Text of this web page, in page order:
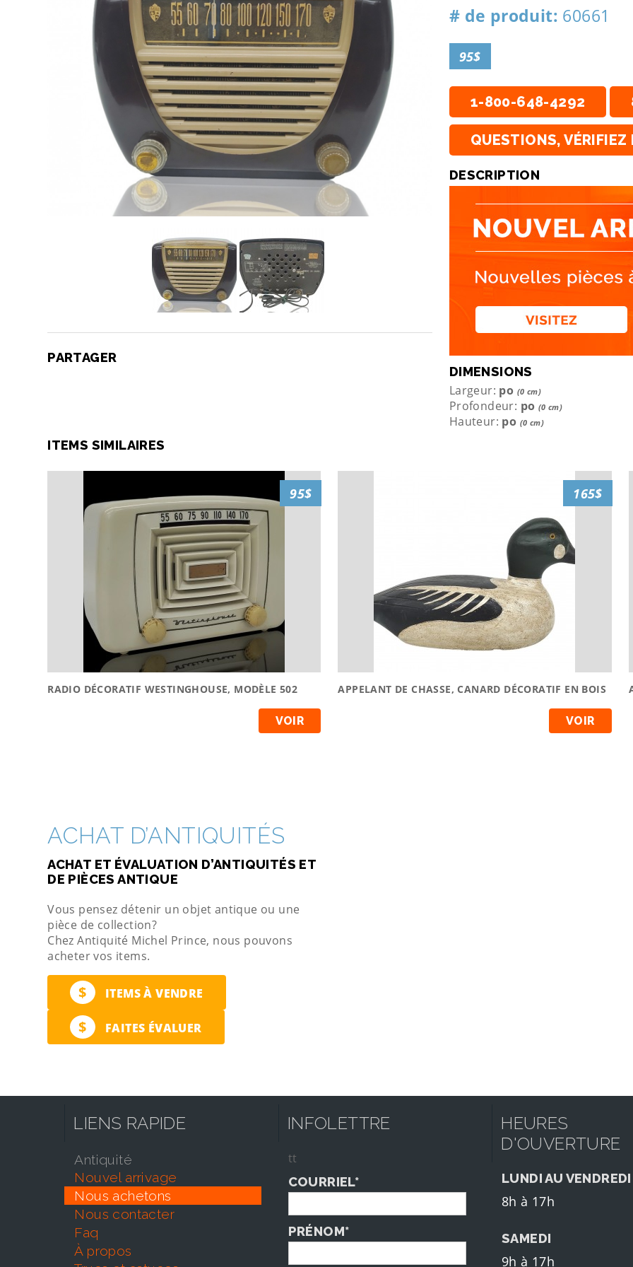
PARTAGER
# de produit: 60661
95$
1-800-648-4292
QUESTIONS,
DESCRIPTION
DIMENSIONS
Largeur: po (0 cm)
Profondeur: po (0 cm)
Hauteur: po (0 cm)
ITEMS SIMILAIRES
RADIO DÉCORATIF WESTINGHOUSE, MODÈLE 502
VOIR
95$
APPELANT DE CHASSE, CANARD DÉCORATIF EN BOIS
VOIR
165$
ACHAT D’ANTIQUITÉS
ACHAT ET ÉVALUATION D’ANTIQUITÉS ET
DE PIÈCES ANTIQUE
Vous pensez détenir un objet antique ou une
pièce de collection?
Chez Antiquité Michel Prince, nous pouvons
acheter vos items.
$ ITEMS À VENDRE
$ FAITES ÉVALUER
LIENS RAPIDE
antiquité
nouvel arrivage
nous achetons
nous contacter
faq
À propos
INFOLETTRE
tt
COURRIEL*
PRÉNOM*
HEURES
D'OUVERTURE
LUNDI AU VENDREDI
8h à 17h
SAMEDI
9h à 17h